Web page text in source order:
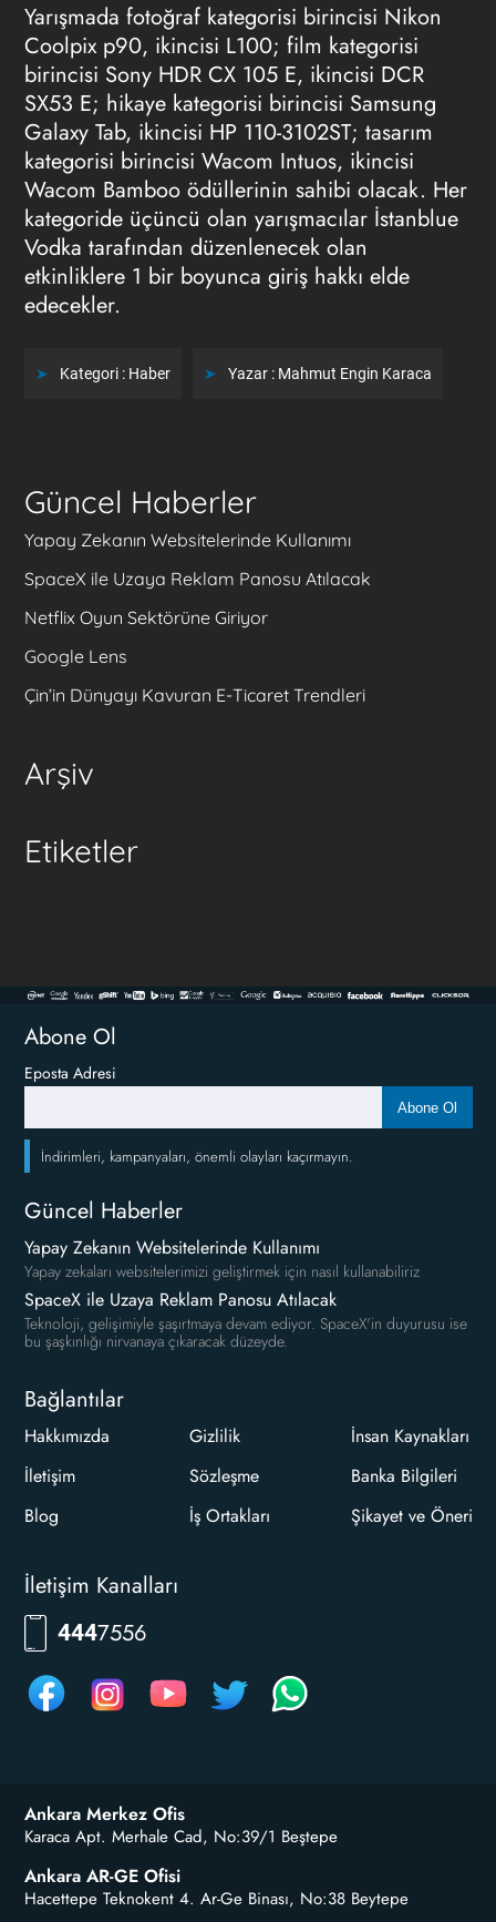
Yarışmada fotoğraf kategorisi birincisi Nikon
Coolpix p90, ikincisi L100; film kategorisi
birincisi Sony HDR CX 105 E, ikincisi DCR
SX53 E; hikaye kategorisi birincisi Samsung
Galaxy Tab, ikincisi HP 110-3102ST; tasarım
kategorisi birincisi Wacom Intuos, ikincisi
Wacom Bamboo ödüllerinin sahibi olacak. Her
kategoride üçüncü olan yarışmacılar İstanblue
Vodka tarafından düzenlenecek olan
etkinliklere 1 bir boyunca giriş hakkı elde
edecekler.
Kategori : Haber Yazar : Mahmut Engin Karaca
Güncel Haberler
Yapay Zekanın Websitelerinde Kullanımı
SpaceX ile Uzaya Reklam Panosu Atılacak
Netflix Oyun Sektörüne Giriyor
Google Lens
Çin’in Dünyayı Kavuran E-Ticaret Trendleri
Arşiv
Etiketler
Abone Ol
Eposta Adresi
Abone Ol
İndirimleri, kampanyaları, önemli olayları kaçırmayın.
Güncel Haberler
Yapay Zekanın Websitelerinde Kullanımı
Yapay zekaları websitelerimizi geliştirmek için nasıl kullanabiliriz
SpaceX ile Uzaya Reklam Panosu Atılacak
Teknoloji, gelişimiyle şaşırtmaya devam ediyor. SpaceX'in duyurusu ise
bu şaşkınlığı nirvanaya çıkaracak düzeyde.
Bağlantılar
Hakkımızda
İletişim
Blog
Gizlilik
Sözleşme
İş Ortakları
İnsan Kaynakları
Banka Bilgileri
Şikayet ve Öneri
İletişim Kanalları
444RKLM
Ankara Merkez Ofis
Karaca Apt. Merhale Cad, No:39/1 Beştepe
Ankara AR-GE Ofisi
Hacettepe Teknokent 4. Ar-Ge Binası, No:38 Beytepe